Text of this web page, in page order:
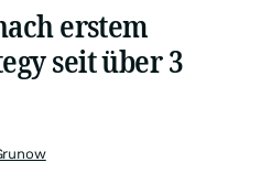
erstem
seit über 3